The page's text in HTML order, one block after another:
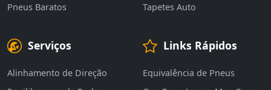
Pneus Baratos
Tapetes Auto
Serviços
Alinhamento de Direção
Links Rápidos
Equivalência de Pneus